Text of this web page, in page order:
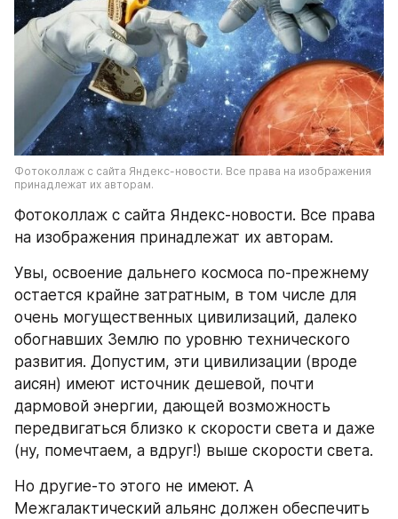
Фотоколлаж с сайта Яндекс-новости. Все права на изображения
принадлежат их авторам.
Фотоколлаж с сайта Яндекс-новости. Все права
на изображения принадлежат их авторам.
Увы, освоение дальнего космоса по-прежнему
остается крайне затратным, в том числе для
очень могущественных цивилизаций, далеко
обогнавших Землю по уровню технического
развития. Допустим, эти цивилизации (вроде
аисян) имеют источник дешевой, почти
дармовой энергии, дающей возможность
передвигаться близко к скорости света и даже
(ну, помечтаем, а вдруг!) выше скорости света.
Но другие-то этого не имеют. А
Межгалактический альянс должен обеспечить